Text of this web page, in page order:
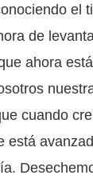
el
de
ahora
cuando
está